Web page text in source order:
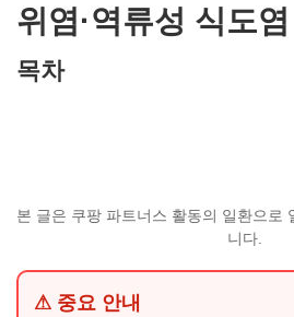
위염·역류성 식도염
목차
본 글은 쿠팡 파트너스 활동의 일환으로
니다.
⚠ 중요 안내